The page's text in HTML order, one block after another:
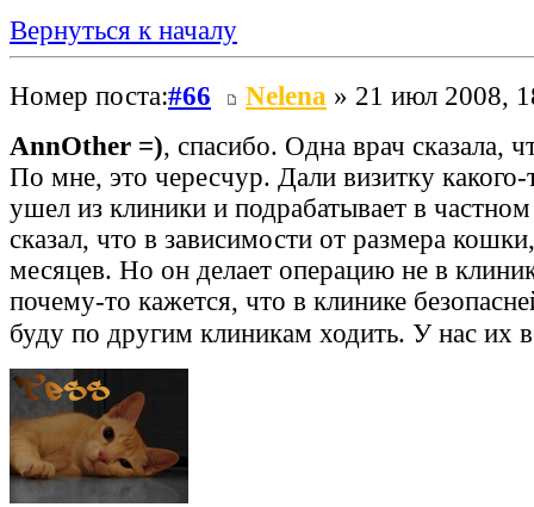
Вернуться к началу
Номер поста:#66 Nelena » 21 июл 2008,
AnnOther =), спасибо. Одна врач сказала,
По мне, это чересчур. Дали визитку
ушел из клиники и подрабатывает в
сказал, что в зависимости от размера
месяцев. Но он делает операцию не в
почему-то кажется, что в клинике
буду по другим клиникам ходить. У нас их